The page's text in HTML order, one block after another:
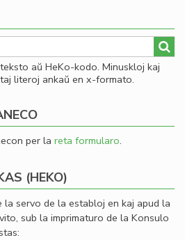
aŭ HeKo-kodo. Minuskloj kaj
literoj ankaŭ en x-formato.
per la reta formularo.
(HEKO)
servo de la establoj en kaj apud la
sub la imprimaturo de la Konsulo